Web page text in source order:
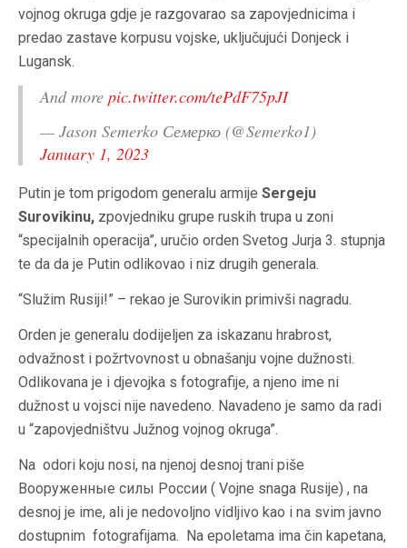
vojnog okruga gdje je razgovarao sa zapovjednicima i
predao zastave korpusu vojske, uključujući Donjeck i
Lugansk.
And more pic.twitter.com/tePdF75pJI
— Jason Semerko Семерко (@Semerko1)
January 1, 2023
Putin je tom prigodom generalu armije Sergeju
Surovikinu, zpovjedniku grupe ruskih trupa u zoni
“specijalnih operacija”, uručio orden Svetog Jurja 3. stupnja
te da da je Putin odlikovao i niz drugih generala.
“Služim Rusiji!” – rekao je Surovikin primivši nagradu.
Orden je generalu dodijeljen za iskazanu hrabrost,
odvažnost i požrtvovnost u obnašanju vojne dužnosti.
Odlikovana je i djevojka s fotografije, a njeno ime ni
dužnost u vojsci nije navedeno. Navadeno je samo da radi
u “zapovjedništvu Južnog vojnog okruga”.
Na odori koju nosi, na njenoj desnoj trani piše
Bооруженные силы России ( Vojne snaga Rusije) , na
desnoj je ime, ali je nedovoljno vidljivo kao i na svim javno
dostupnim fotografijama. Na epoletama ima čin kapetana,